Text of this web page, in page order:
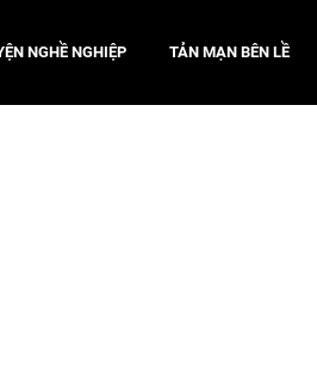
NGHỀ NGHIỆP TẢN MẠN BÊN LỀ